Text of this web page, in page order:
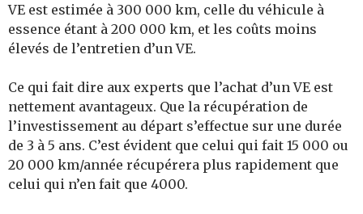
VE est estimée à 300 000 km, celle du véhicule à
essence étant à 200 000 km, et les coûts moins
élevés de l’entretien d’un VE.
Ce qui fait dire aux experts que l’achat d’un VE est
nettement avantageux. Que la récupération de
l’investissement au départ s’effectue sur une durée
de 3 à 5 ans. C’est évident que celui qui fait 15 000 ou
20 000 km/année récupérera plus rapidement que
celui qui n’en fait que 4000.